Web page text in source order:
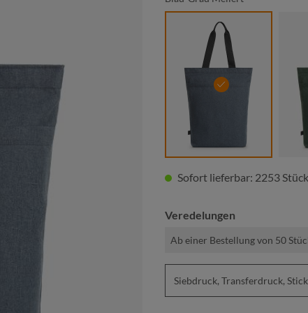
blau-grau meliert
Sofort lieferbar: 2253 Stück
Veredelungen
Ab einer Bestellung von 50
Siebdruck, Transferdruck,